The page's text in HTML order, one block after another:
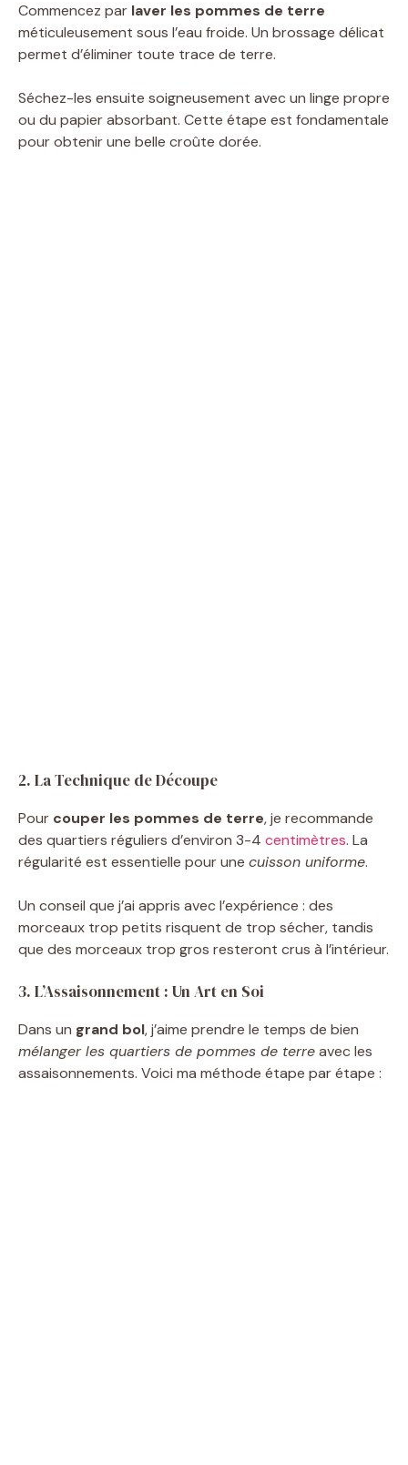
V
i
d
Commencez par laver les pommes de terre
méticuleusement sous l’eau froide. Un brossage délicat
permet d’éliminer toute trace de terre.
Séchez-les ensuite soigneusement avec un linge propre
ou du papier absorbant. Cette étape est fondamentale
pour obtenir une belle croûte dorée.
2. La Technique de Découpe
Pour couper les pommes de terre, je recommande
des quartiers réguliers d’environ 3-4 centimètres. La
régularité est essentielle pour une cuisson uniforme.
Un conseil que j’ai appris avec l’expérience : des
morceaux trop petits risquent de trop sécher, tandis
que des morceaux trop gros resteront crus à l’intérieur.
3. L’Assaisonnement : Un Art en Soi
Dans un grand bol, j’aime prendre le temps de bien
mélanger les quartiers de pommes de terreavec les
assaisonnements. Voici ma méthode étape par étape :